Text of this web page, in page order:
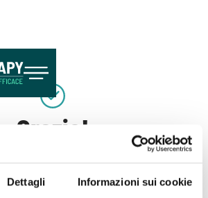
Dettagli Informazioni sui cookie
Grazie!
la tua richiesta, riceverai unamail di
che ci hai segnalato.
Torna alla Home